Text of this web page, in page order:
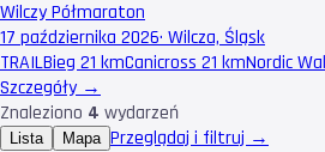
Wilczy Półmaraton
17 października 2026· Wilcza, Śląsk
TRAILBieg 21 kmCanicross 21 kmNordic
Szczegóły →
Znaleziono 4 wydarzeń
Lista Mapa Przeglądaj i filtruj →